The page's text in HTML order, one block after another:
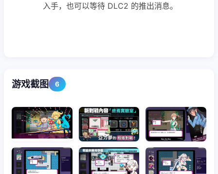
入手，也可以等待 DLC2 的推出消息。
游戏截图 6